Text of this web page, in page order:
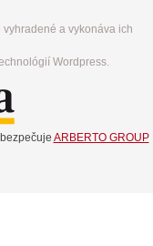
vyhradené a vykonáva ich
Wordpress.
ARBERTO GROUP